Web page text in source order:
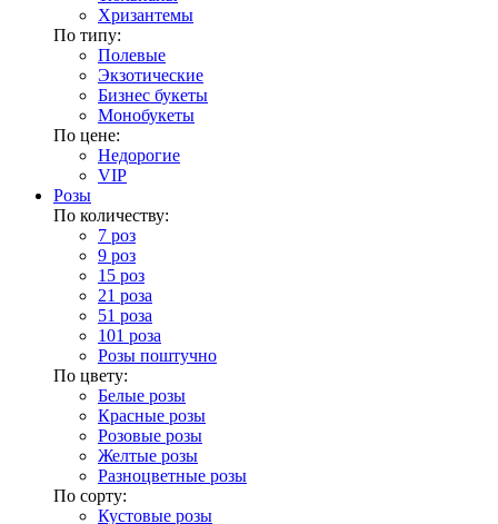
Хризантемы
По типу:
Полевые
Экзотические
Бизнес букеты
Монобукеты
По цене:
Недорогие
VIP
Розы
По количеству:
7 роз
9 роз
15 роз
21 роза
51 роза
101 роза
Розы поштучно
По цвету:
Белые розы
Красные розы
Розовые розы
Желтые розы
Разноцветные розы
По сорту:
Кустовые розы